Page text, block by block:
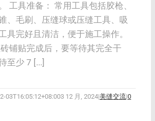
工具准备： 常用工具包括胶枪、
、毛刷、压缝球或压缝工具、吸
具完好且清洁，便于施工操作。
铺贴完成后，要等待其完全干
至少 7 [...]
03T16:05:12+08:003 12 月, 2024|美缝交流|0